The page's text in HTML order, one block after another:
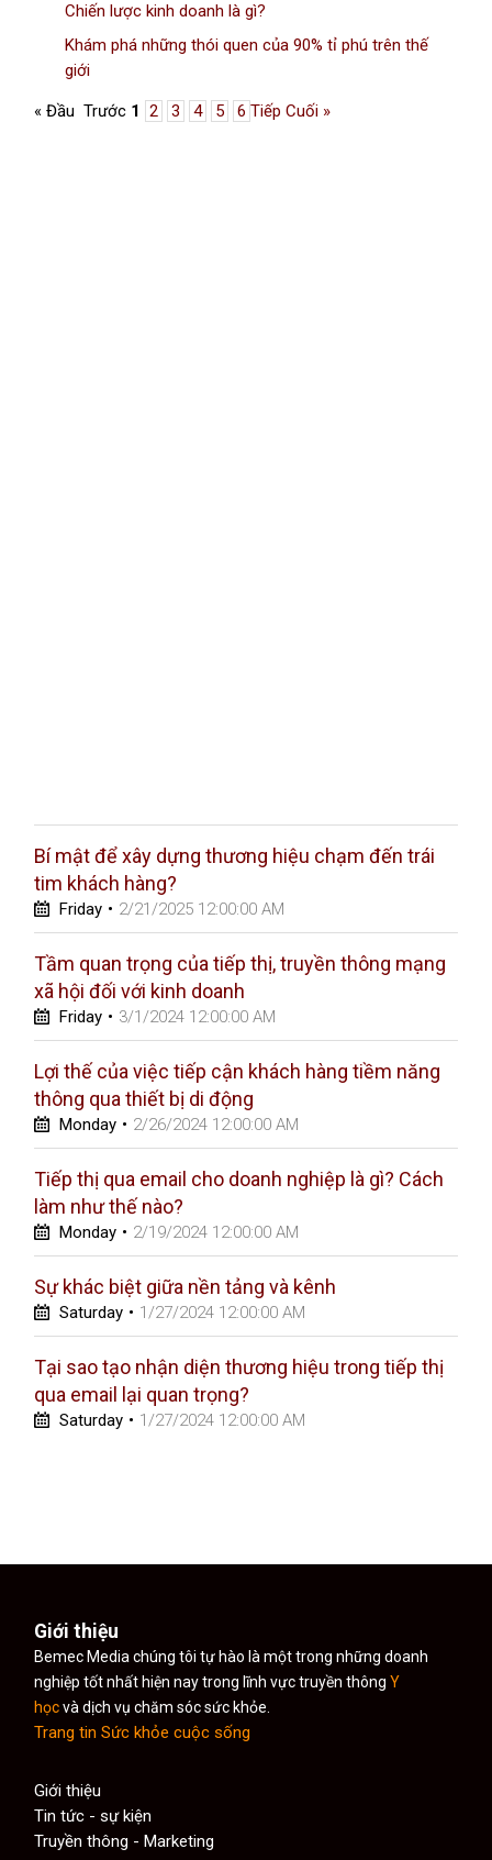
Chiến lược kinh doanh là gì?
Khám phá những thói quen của 90% tỉ phú trên thế
giới
« Đầu Trước 1 2 3 4 5 6 Tiếp Cuối »
Bí mật để xây dựng thương hiệu chạm đến trái
tim khách hàng?
Friday • 2/21/2025 12:00:00 AM
Tầm quan trọng của tiếp thị, truyền thông mạng
xã hội đối với kinh doanh
Friday • 3/1/2024 12:00:00 AM
Lợi thế của việc tiếp cận khách hàng tiềm năng
thông qua thiết bị di động
Monday • 2/26/2024 12:00:00 AM
Tiếp thị qua email cho doanh nghiệp là gì? Cách
làm như thế nào?
Monday • 2/19/2024 12:00:00 AM
Sự khác biệt giữa nền tảng và kênh
Saturday • 1/27/2024 12:00:00 AM
Tại sao tạo nhận diện thương hiệu trong tiếp thị
qua email lại quan trọng?
Saturday • 1/27/2024 12:00:00 AM
Giới thiệu
Bemec Media chúng tôi tự hào là một trong những doanh
nghiệp tốt nhất hiện nay trong lĩnh vực truyền thôngY
họcvà dịch vụ chăm sóc sức khỏe.
Trang tin Sức khỏe cuộc sống
Giới thiệu
Tin tức - sự kiện
Truyền thông - Marketing